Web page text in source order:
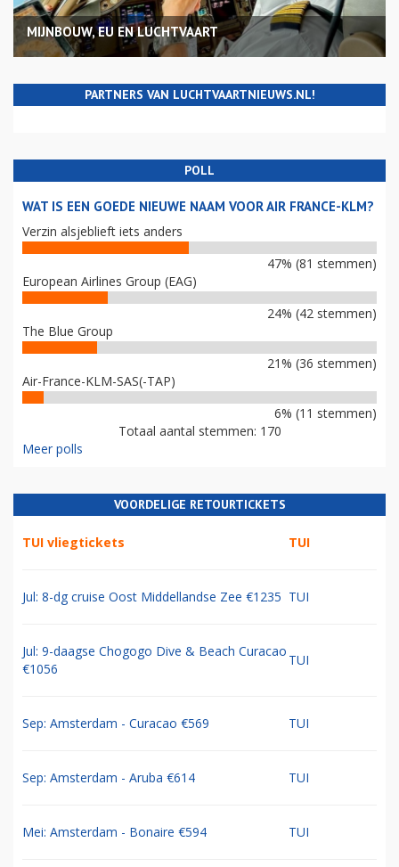
MIJNBOUW, EU EN LUCHTVAART
PARTNERS VAN LUCHTVAARTNIEUWS.NL!
POLL
WAT IS EEN GOEDE NIEUWE NAAM VOOR AIR FRANCE-KLM?
Verzin alsjeblieft iets anders
47% (81 stemmen)
European Airlines Group (EAG)
24% (42 stemmen)
The Blue Group
21% (36 stemmen)
Air-France-KLM-SAS(-TAP)
6% (11 stemmen)
Totaal aantal stemmen: 170
Meer polls
VOORDELIGE RETOURTICKETS
TUI vliegtickets TUI
Jul: 8-dg cruise Oost Middellandse Zee €1235 TUI
Jul: 9-daagse Chogogo Dive & Beach Curacao
€1056
TUI
Sep: Amsterdam - Curacao €569 TUI
Sep: Amsterdam - Aruba €614 TUI
Mei: Amsterdam - Bonaire €594 TUI